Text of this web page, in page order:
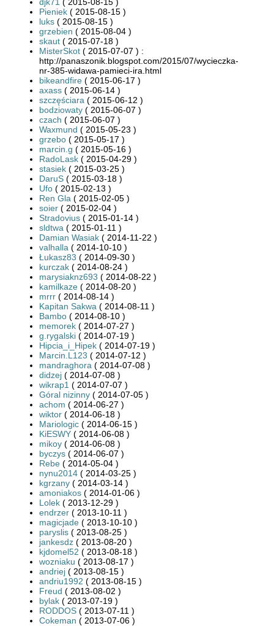
Pieniek ( 2015-08-15 )
luks ( 2015-08-15 )
grzebien ( 2015-08-04 )
skaut ( 2015-07-18 )
MisterSkot ( 2015-07-07 ) :
http://panaszonik.blogspot.com/2015/07/wycieczka-
nr-385-widawa-pamieci-ira.html
bikeandfire ( 2015-06-17 )
axass ( 2015-06-14 )
szczęściara ( 2015-06-12 )
bodziowaty ( 2015-06-07 )
czach ( 2015-06-07 )
Waxmund ( 2015-05-23 )
grzebo ( 2015-05-17 )
marcin.g ( 2015-05-16 )
RadoLask ( 2015-04-29 )
stasiek ( 2015-03-25 )
DaruS ( 2015-03-18 )
Ufo ( 2015-02-13 )
Ren Gla ( 2015-02-05 )
soier ( 2015-02-04 )
Stradovius ( 2015-01-14 )
sldtwa ( 2015-01-11 )
Damian Wasiak ( 2014-11-22 )
valhalla ( 2014-10-10 )
Łukasz83 ( 2014-09-30 )
kurczak ( 2014-08-24 )
marysiaknz693 ( 2014-08-22 )
kamilkaze ( 2014-08-20 )
mrrr ( 2014-08-14 )
Kapitan Sakwa ( 2014-08-11 )
Bambo ( 2014-08-10 )
memorek ( 2014-07-27 )
g.rygalski ( 2014-07-19 )
Hipcia_i_Hipek ( 2014-07-19 )
Marcin.L123 ( 2014-07-12 )
mandraghora ( 2014-07-08 )
didzej ( 2014-07-08 )
wikrap1 ( 2014-07-07 )
Góral nizinny ( 2014-07-05 )
achom ( 2014-06-27 )
wiktor ( 2014-06-18 )
Mariologic ( 2014-06-15 )
KiESWY ( 2014-06-08 )
mikoy ( 2014-06-08 )
byczys ( 2014-06-07 )
Rebe ( 2014-05-04 )
nynu2014 ( 2014-03-25 )
kgrzany ( 2014-03-14 )
amoniakos ( 2014-01-06 )
Lolek ( 2013-12-29 )
endrzer ( 2013-10-11 )
magicjade ( 2013-10-10 )
paryslis ( 2013-08-25 )
jankesdz ( 2013-08-20 )
kjdomel52 ( 2013-08-18 )
wozniaku ( 2013-08-17 )
andriej ( 2013-08-15 )
andriu1992 ( 2013-08-15 )
Freud ( 2013-08-02 )
bylak ( 2013-07-19 )
RODDOS ( 2013-07-11 )
Cokeman ( 2013-07-06 )